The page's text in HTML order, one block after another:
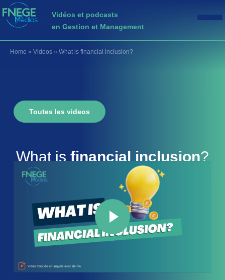
Vidéos et podcasts
en Gestion et Management
Home » Videos » What is financial inclusion?
Toutes les videos
What isfinancial inclusion?